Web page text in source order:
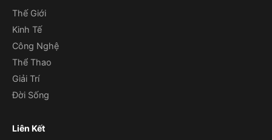
Thế Giới
Kinh Tế
Công Nghệ
Thể Thao
Giải Trí
Đời Sống
Liên Kết